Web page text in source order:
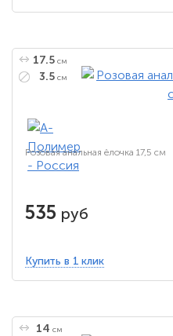
17.5 см
3.5 см
Розовая анальная ёлочка 17,5 см
535 руб
Купить в 1 клик
14 см